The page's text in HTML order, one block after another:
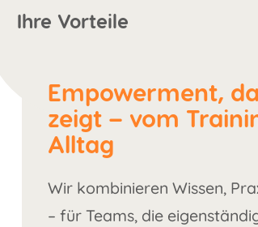
Ihre Vorteile
Empowerment,
zeigt – vom
Alltag
Wir kombinieren Wissen,
– für Teams, die